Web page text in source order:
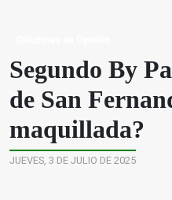
Segundo By
de San
maquillada?
JUEVES, 3 DE JULIO DE 2025